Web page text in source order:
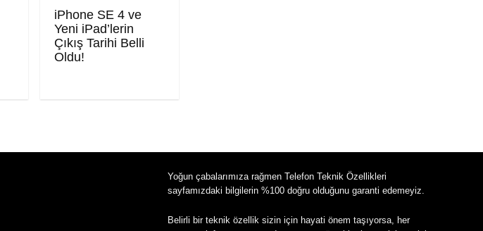
iPhone SE 4 ve
Yeni iPad’lerin
Çıkış Tarihi Belli
Oldu!
Yoğun çabalarımıza rağmen Telefon Teknik Özellikleri
sayfamızdaki bilgilerin %100 doğru olduğunu garanti edemeyiz.
Belirli bir teknik özellik sizin için hayati önem taşıyorsa, her